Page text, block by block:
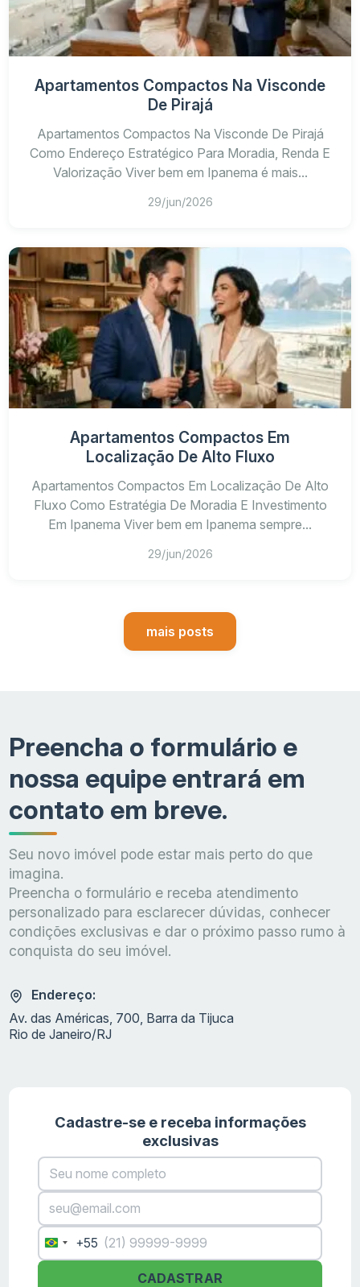
Apartamentos Compactos Na Visconde
De Pirajá
Apartamentos Compactos Na Visconde De Pirajá
Como Endereço Estratégico Para Moradia, Renda E
Valorização Viver bem em Ipanema é mais...
29/jun/2026
Apartamentos Compactos Em
Localização De Alto Fluxo
Apartamentos Compactos Em Localização De Alto
Fluxo Como Estratégia De Moradia E Investimento
Em Ipanema Viver bem em Ipanema sempre...
29/jun/2026
mais posts
Preencha o formulário e
nossa equipe entrará em
contato em breve.
Seu novo imóvel pode estar mais perto do que
imagina.
Preencha o formulário e receba atendimento
personalizado para esclarecer dúvidas, conhecer
condições exclusivas e dar o próximo passo rumo à
conquista do seu imóvel.
Endereço:
Av. das Américas, 700, Barra da Tijuca
Rio de Janeiro/RJ
Cadastre-se e receba informações
exclusivas
Brazil
+55
+55
CADASTRAR